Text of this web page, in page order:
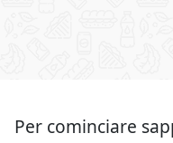
Per cominciare